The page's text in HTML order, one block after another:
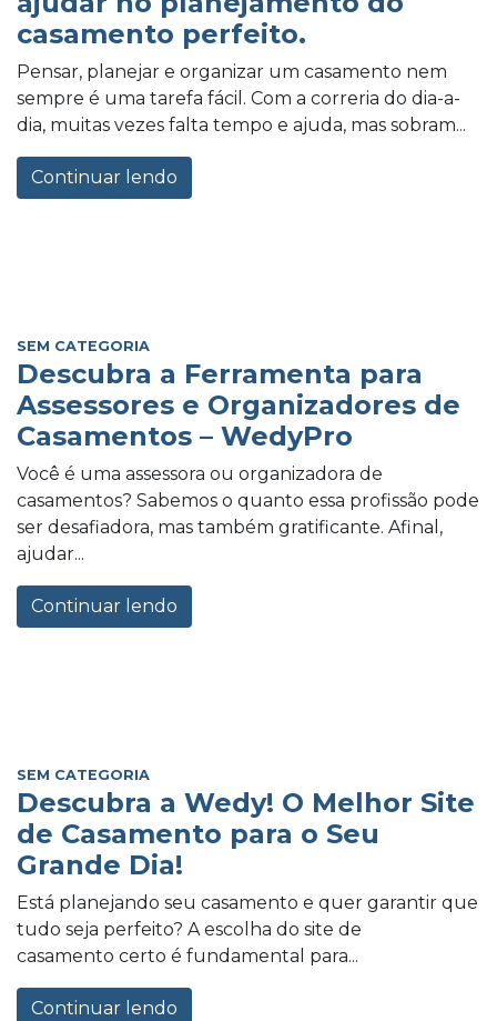
casamento perfeito.
Pensar, planejar e organizar um casamento nem
sempre é uma tarefa fácil. Com a correria do dia-a-
dia, muitas vezes falta tempo e ajuda, mas sobram...
Continuar lendo
SEM CATEGORIA
Descubra a Ferramenta para
Assessores e Organizadores de
Casamentos – WedyPro
Você é uma assessora ou organizadora de
casamentos? Sabemos o quanto essa profissão pode
ser desafiadora, mas também gratificante. Afinal,
ajudar...
Continuar lendo
SEM CATEGORIA
Descubra a Wedy! O Melhor Site
de Casamento para o Seu
Grande Dia!
Está planejando seu casamento e quer garantir que
tudo seja perfeito? A escolha do site de
casamento certo é fundamental para...
Continuar lendo